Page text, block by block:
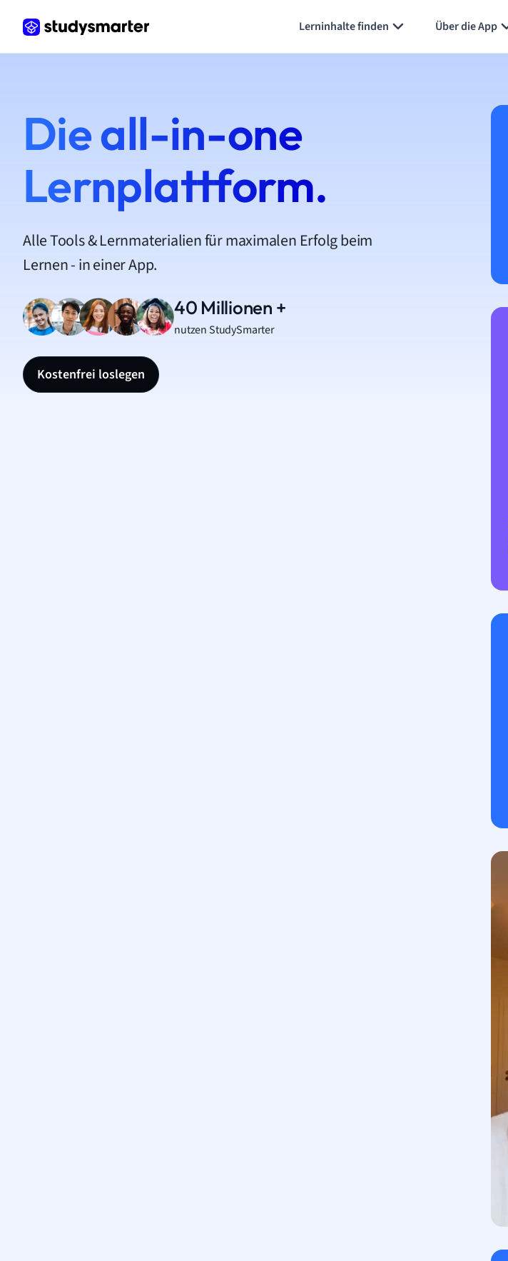
Lerninhalte finden Über die App
Die all-in-one
Lernplattform.
Alle Tools & Lernmaterialien für maximalen Erfolg beim
Lernen - in einer App.
40 Millionen +
nutzen StudySmarter
Kostenfrei loslegen